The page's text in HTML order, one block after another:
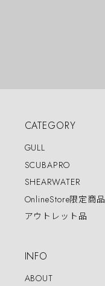
CATEGORY
GULL
SCUBAPRO
SHEARWATER
OnlineStore限定商品
アウトレット品
INFO
ABOUT